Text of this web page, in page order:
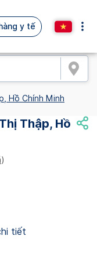
y tế
Hồ Chính Minh
Thập, Hồ
)
tiết